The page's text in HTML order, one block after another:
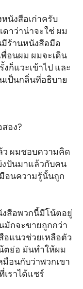
นังสือเก่าครับ
ดาว่าน่าจะใช่ ผม
ร้านหนังสือมือ
อนผม ผมจะเดิน
งก็แวะเข้าไป และ
เป็นกลิ่นที่อธิบาย
อง?
ว ผมชอบความคิด
ปันมาแล้วกับคน
อนความรู้นั้นถูก
งสือพวกนี้มีโน้ตอยู่
มักจะขายถูกกว่า
อแนวช่วยเหลือตัว
ตย่อ มันทำให้ผม
อนกับว่าพวกเขา
เราได้แชร์